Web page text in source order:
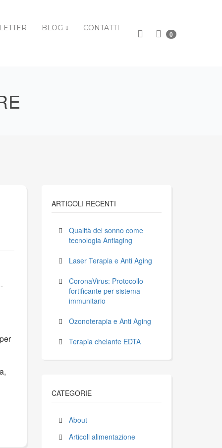
BLOG CONTATTI
0
ARTICOLI RECENTI
Qualità del sonno come
tecnologia Antiaging
Laser Terapia e Anti Aging
CoronaVirus: Protocollo
fortificante per sistema
immunitario
Ozonoterapia e Anti Aging
Terapia chelante EDTA
CATEGORIE
About
Articoli alimentazione